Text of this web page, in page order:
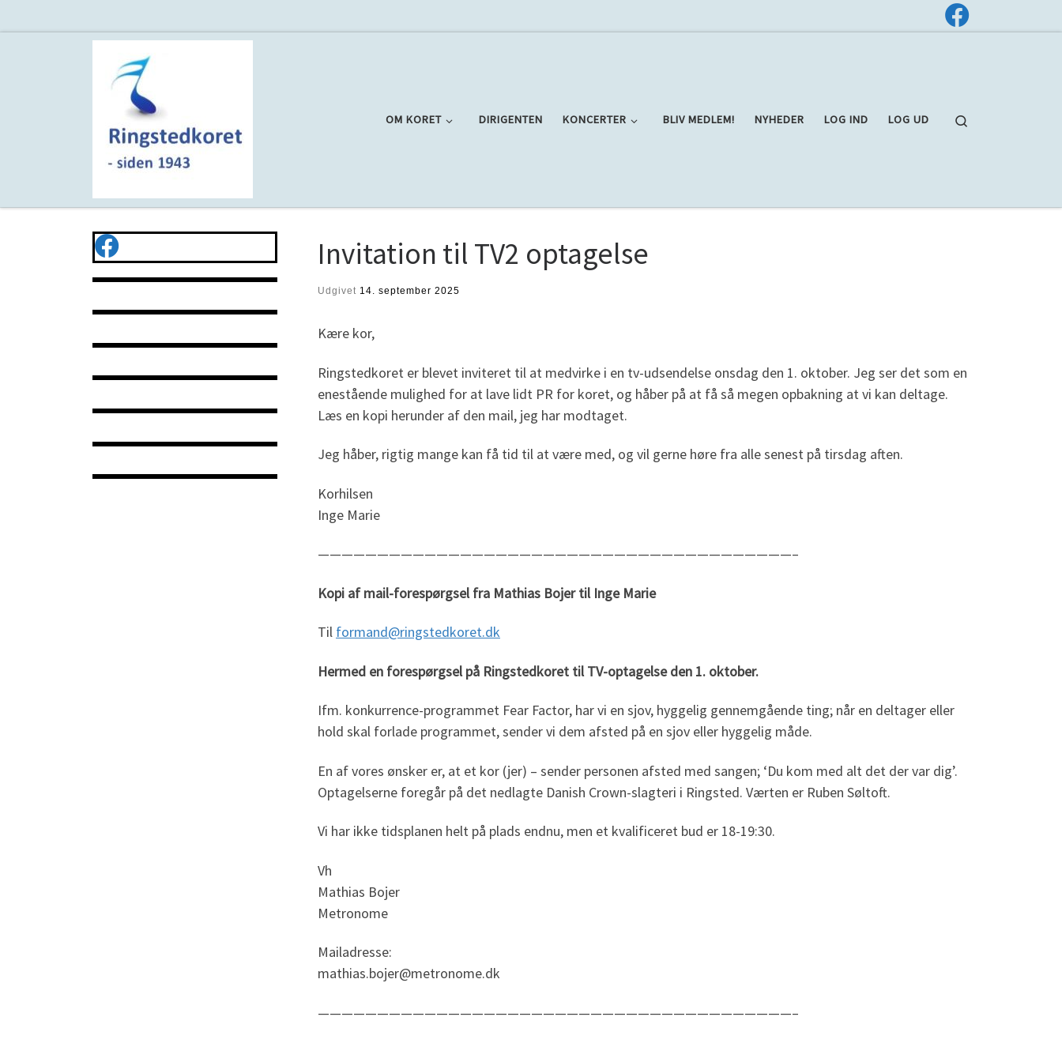
OM KORET DIRIGENTEN KONCERTER BLIV MEDLEM! NYHEDER LOG IND LOG UD
Invitation til TV2 optagelse
Udgivet 14. september 2025
Kære kor,
Ringstedkoret er blevet inviteret til at medvirke i en tv-udsendelse onsdag den 1. oktober. Jeg ser det som en
enestående mulighed for at lave lidt PR for koret, og håber på at få så megen opbakning at vi kan deltage.
Læs en kopi herunder af den mail, jeg har modtaget.
Jeg håber, rigtig mange kan få tid til at være med, og vil gerne høre fra alle senest på tirsdag aften.
Korhilsen
Inge Marie
————————————————————————————————————————–
Kopi af mail-forespørgsel fra Mathias Bojer til Inge Marie
Til formand@ringstedkoret.dk
Hermed en forespørgsel på Ringstedkoret til TV-optagelse den 1. oktober.
Ifm. konkurrence-programmet Fear Factor, har vi en sjov, hyggelig gennemgående ting; når en deltager eller
hold skal forlade programmet, sender vi dem afsted på en sjov eller hyggelig måde.
En af vores ønsker er, at et kor (jer) – sender personen afsted med sangen; ‘Du kom med alt det der var dig’.
Optagelserne foregår på det nedlagte Danish Crown-slagteri i Ringsted. Værten er Ruben Søltoft.
Vi har ikke tidsplanen helt på plads endnu, men et kvalificeret bud er 18-19:30.
Vh
Mathias Bojer
Metronome
Mailadresse:
mathias.bojer@metronome.dk
————————————————————————————————————————–